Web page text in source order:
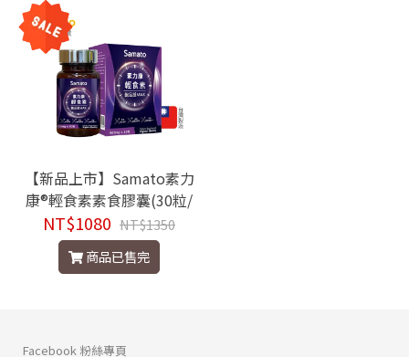
【新品上市】Samato素力
康®輕食素素食膠囊(30粒/
瓶)
NT$1080 NT$1350
商品已售完
Facebook 粉絲專頁